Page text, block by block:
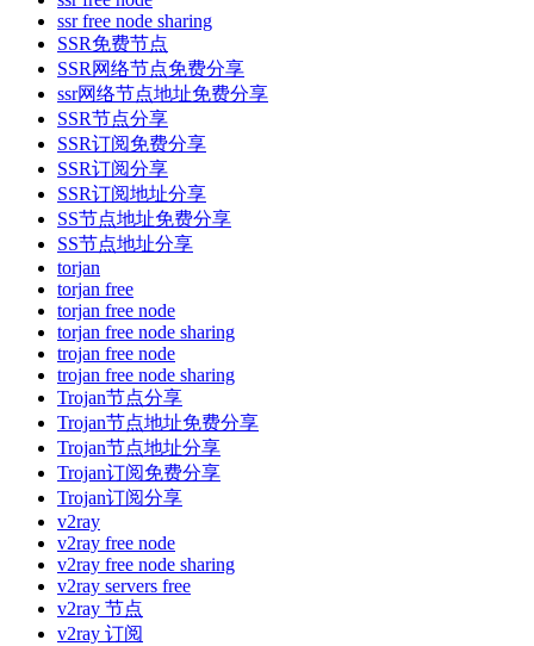
ssr free node sharing
SSR免费节点
SSR网络节点免费分享
ssr网络节点地址免费分享
SSR节点分享
SSR订阅免费分享
SSR订阅分享
SSR订阅地址分享
SS节点地址免费分享
SS节点地址分享
torjan
torjan free
torjan free node
torjan free node sharing
trojan free node
trojan free node sharing
Trojan节点分享
Trojan节点地址免费分享
Trojan节点地址分享
Trojan订阅免费分享
Trojan订阅分享
v2ray
v2ray free node
v2ray free node sharing
v2ray servers free
v2ray 节点
v2ray 订阅